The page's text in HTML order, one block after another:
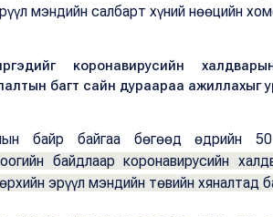
мэндийн салбарт хүний нөөцийн
коронавирусийн
багт сайн дураараа ажиллахыг
байр байгаа бөгөөд өдрийн 50
байдлаар коронавирусийн
эрүүл мэндийн төвийн хяналтад